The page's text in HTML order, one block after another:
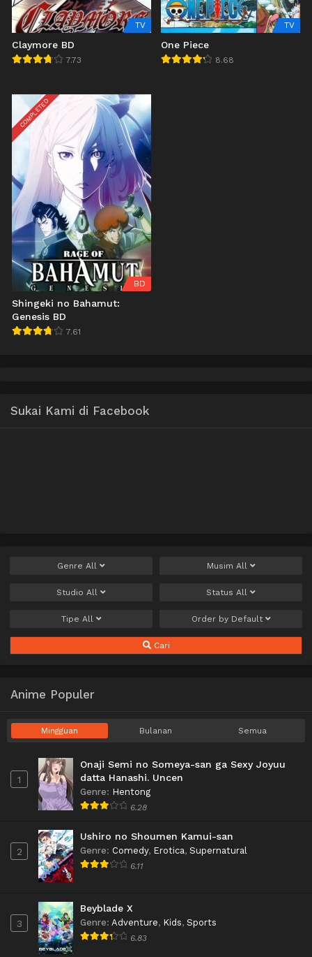
TV
Claymore BD
7.73
TV
One Piece
8.68
COMPLETED
BD
Shingeki no Bahamut:
Genesis BD
7.61
Sukai Kami di Facebook
Genre All Musim All
Studio All Status All
Tipe All Order by Default
Cari
Anime Populer
Mingguan Bulanan Semua
1
Onaji Semi no Someya-san ga Sexy Joyuu
datta Hanashi. Uncen
Genre: Hentong
6.28
2
Ushiro no Shoumen Kamui-san
Genre: Comedy, Erotica, Supernatural
6.11
3
Beyblade X
Genre: Adventure, Kids, Sports
6.83